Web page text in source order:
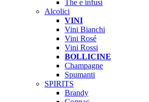
The e infusi
Alcolici
VINI
Vini Bianchi
Vini Rosé
Vini Rossi
BOLLICINE
Champagne
Spumanti
SPIRITS
Brandy